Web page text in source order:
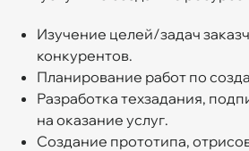
Изучение целей/задач
конкурентов.
Планирование работ по
Разработка техзадания,
на оказание услуг.
Создание прототипа,